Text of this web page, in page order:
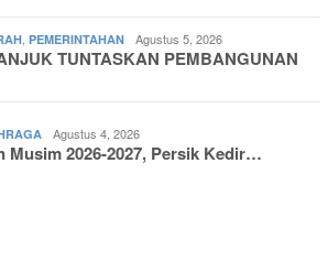
PEMERINTAHAN Agustus 5, 2026
TUNTASKAN PEMBANGUNAN
Agustus 4, 2026
Musim 2026-2027, Persik Kedir…